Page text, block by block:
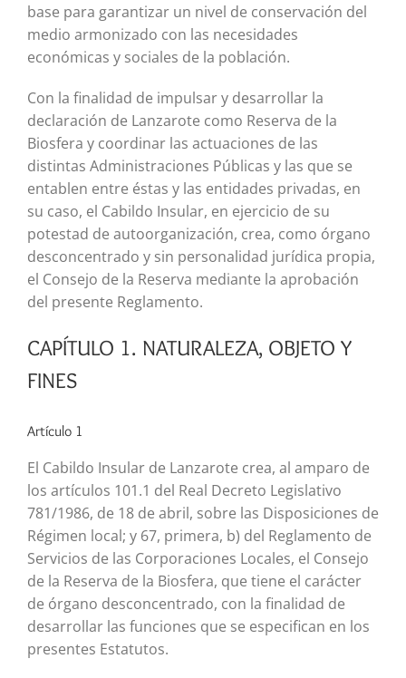
base para garantizar un nivel de conservación del
medio armonizado con las necesidades
económicas y sociales de la población.
Con la finalidad de impulsar y desarrollar la
declaración de Lanzarote como Reserva de la
Biosfera y coordinar las actuaciones de las
distintas Administraciones Públicas y las que se
entablen entre éstas y las entidades privadas, en
su caso, el Cabildo Insular, en ejercicio de su
potestad de autoorganización, crea, como órgano
desconcentrado y sin personalidad jurídica propia,
el Consejo de la Reserva mediante la aprobación
del presente Reglamento.
CAPÍTULO 1. NATURALEZA, OBJETO Y
FINES
Artículo 1
El Cabildo Insular de Lanzarote crea, al amparo de
los artículos 101.1 del Real Decreto Legislativo
781/1986, de 18 de abril, sobre las Disposiciones de
Régimen local; y 67, primera, b) del Reglamento de
Servicios de las Corporaciones Locales, el Consejo
de la Reserva de la Biosfera, que tiene el carácter
de órgano desconcentrado, con la finalidad de
desarrollar las funciones que se especifican en los
presentes Estatutos.